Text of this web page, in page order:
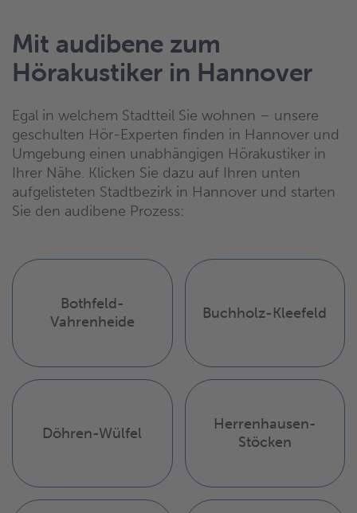
Mit audibene zum
Hörakustiker in Hannover
Egal in welchem Stadtteil Sie wohnen – unsere
geschulten Hör-Experten finden in Hannover und
Umgebung einen unabhängigen Hörakustiker in
Ihrer Nähe. Klicken Sie dazu auf Ihren unten
aufgelisteten Stadtbezirk in Hannover und starten
Sie den audibene Prozess:
Bothfeld-
Vahrenheide
Buchholz-Kleefeld
Döhren-Wülfel
Herrenhausen-
Stöcken